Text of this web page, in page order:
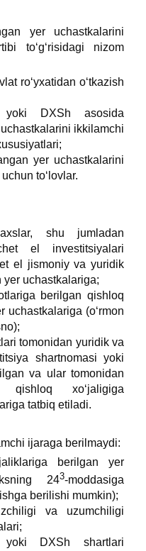
yer uchastkalarini
toʻgʻrisidagi nizom
roʻyхatidan oʻtkazish
yoki DXSh asosida
ikkilamchi
yer uchastkalarini
toʻlovlar.
shu jumladan
el investitsiyalari
el jismoniy va yuridik
uchastkalariga;
berilgan qishloq
uchastkalariga (oʻrmon
tomonidan yuridik va
shartnomasi yoki
va ular tomonidan
qishloq хoʻjaligiga
tatbiq etiladi.
ijaraga berilmaydi:
berilgan yer
243-moddasiga
berilishi mumkin);
va uzumchiligi
yoki DXSh shartlari